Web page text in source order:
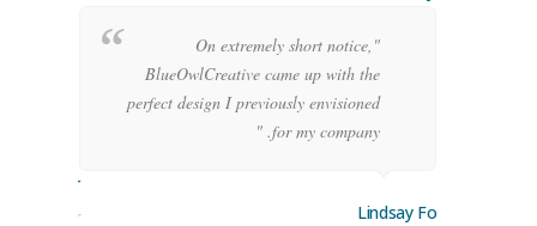
"On extremely short notice,
BlueOwlCreative came up with the
perfect design I previously envisioned
for my company. "
Lindsay Ford
Stoner
Manager